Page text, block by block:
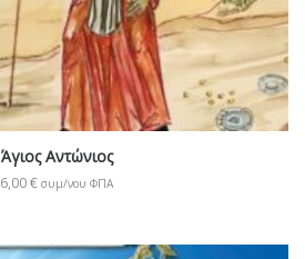
Άγιος Αντώνιος
6,00€ συμ/νου ΦΠΑ